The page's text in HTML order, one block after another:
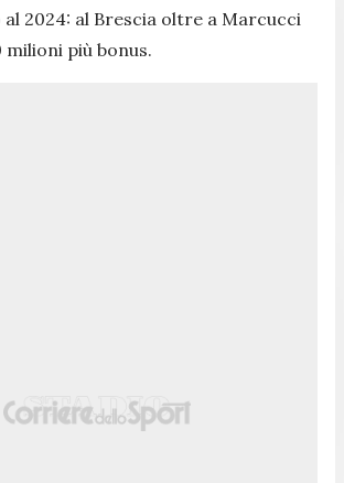
2024: al Brescia oltre a Marcucci
più bonus.